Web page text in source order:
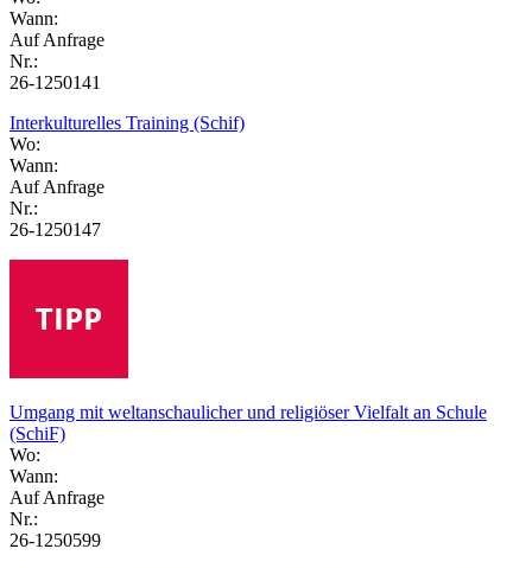
Wann:
Auf Anfrage
Nr.:
26-1250141
Interkulturelles Training (Schif)
Wo:
Wann:
Auf Anfrage
Nr.:
26-1250147
Umgang mit weltanschaulicher und religiöser Vielfalt an Schule
(SchiF)
Wo:
Wann:
Auf Anfrage
Nr.:
26-1250599